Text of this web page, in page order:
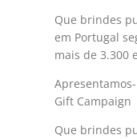
Que brindes
em Portugal
mais de 3.300
Gift Campaign
Que brindes